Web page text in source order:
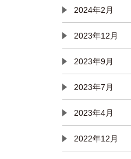
2024年2月
2023年12月
2023年9月
2023年7月
2023年4月
2022年12月